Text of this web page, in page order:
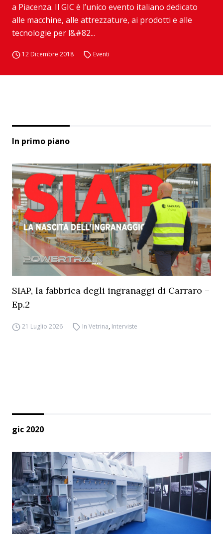
a Piacenza. Il GIC è l’unico evento italiano dedicato
alle macchine, alle attrezzature, ai prodotti e alle
tecnologie per l&#82...
12 Dicembre 2018 Eventi
In primo piano
SIAP, la fabbrica degli ingranaggi di Carraro –
Ep.2
21 Luglio 2026 In Vetrina, Interviste
gic 2020